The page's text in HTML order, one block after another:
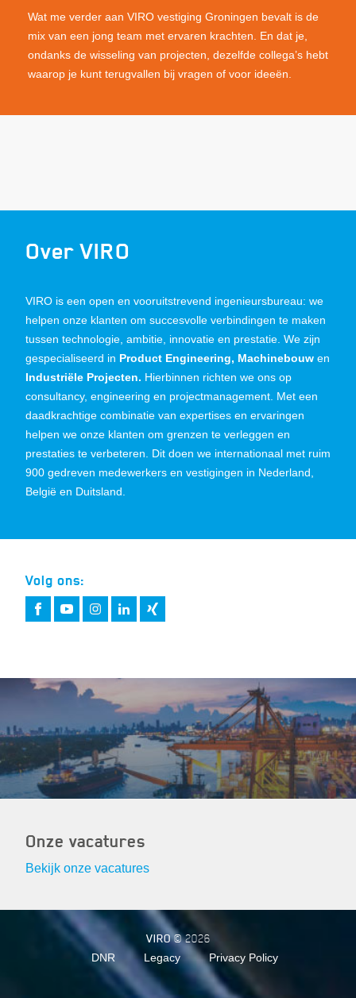
Wat me verder aan VIRO vestiging Groningen bevalt is de
mix van een jong team met ervaren krachten. En dat je,
ondanks de wisseling van projecten, dezelfde collega’s hebt
waarop je kunt terugvallen bij vragen of voor ideeën.
Over VIRO
VIRO is een open en vooruitstrevend ingenieursbureau: we
helpen onze klanten om succesvolle verbindingen te maken
tussen technologie, ambitie, innovatie en prestatie. We zijn
gespecialiseerd in Product Engineering, Machinebouw en
Industriële Projecten. Hierbinnen richten we ons op
consultancy, engineering en projectmanagement. Met een
daadkrachtige combinatie van expertises en ervaringen
helpen we onze klanten om grenzen te verleggen en
prestaties te verbeteren. Dit doen we internationaal met ruim
900 gedreven medewerkers en vestigingen in Nederland,
België en Duitsland.
Volg ons:
Onze vacatures
Bekijk onze vacatures
VIRO© 2026
DNR
Legacy Privacy Policy